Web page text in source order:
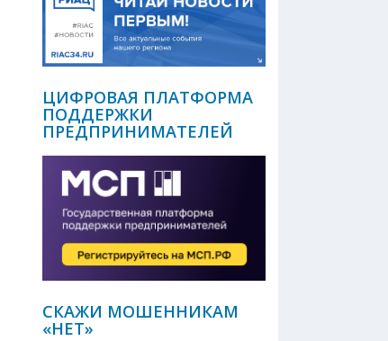
ЦИФРОВАЯ ПЛАТФОРМА
ПОДДЕРЖКИ
ПРЕДПРИНИМАТЕЛЕЙ
СКАЖИ МОШЕННИКАМ
«НЕТ»